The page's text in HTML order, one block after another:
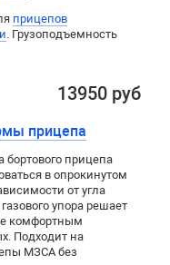
прицепов
. Грузоподъемность
13950 руб
прицепа
прицепа
в опрокинутом
от угла
упора решает
комфортным
Подходит на
МЗСА без